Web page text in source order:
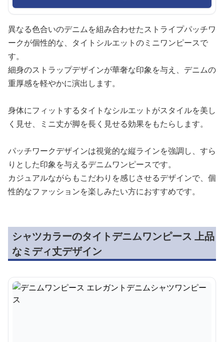
異なる色合いのデニムを組み合わせたストライプパッチワ
ークが個性的な、タイトシルエットのミニワンピースで
す。
細身のストラップデザインが華奢な印象を与え、デニムの
重厚感を軽やかに演出します。
身体にフィットするタイトなシルエットがスタイルを美し
く見せ、ミニ丈が脚を長く見せる効果をもたらします。
パッチワークデザインは視覚的な縦ラインを強調し、すら
りとした印象を与えるデニムワンピースです。
カジュアルながらもこだわりを感じさせるデザインで、個
性的なファッションを楽しみたい方におすすめです。
シャツカラーのタイトデニムワンピース 上品
なミディ丈デザイン